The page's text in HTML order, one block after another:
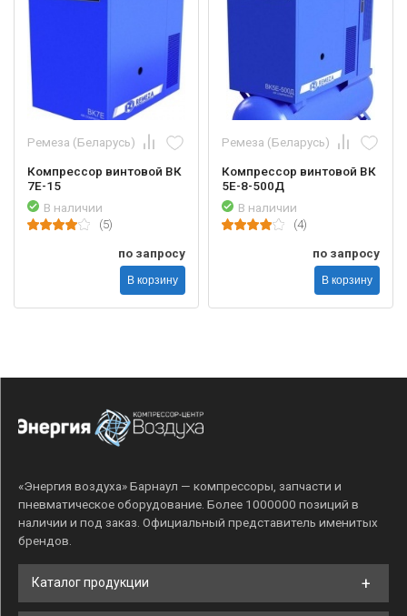
Ремеза (Беларусь)
Компрессор винтовой ВК
7Е-15
В наличии
(5)
по запросу
В корзину
Ремеза (Беларусь)
Компрессор винтовой ВК
5E-8-500Д
В наличии
(4)
по запросу
В корзину
«Энергия воздуха» Барнаул — компрессоры, запчасти и
пневматическое оборудование. Более 1000000 позиций в
наличии и под заказ. Официальный представитель именитых
брендов.
Каталог продукции